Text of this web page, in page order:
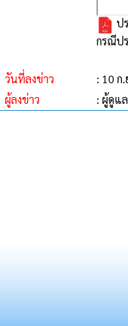
ป
กรณีป
วันที่ลงข่าว
: 10 ก
ผู้ลงข่าว
: ผู้ดูแ